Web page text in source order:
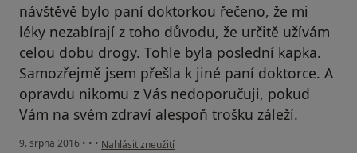
návštěvě bylo paní doktorkou řečeno, že mi
léky nezabírají z toho důvodu, že určitě užívám
celou dobu drogy. Tohle byla poslední kapka.
Samozřejmě jsem přešla k jiné paní doktorce. A
opravdu nikomu z Vás nedoporučuji, pokud
Vám na svém zdraví alespoň trošku záleží.
9. srpna 2016 • • • podle názoru uživatele Váš účet byl odstraněn
Nahlásit zneužití